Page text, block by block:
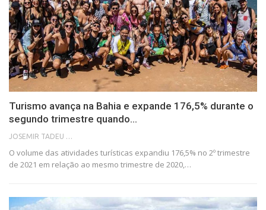
Turismo avança na Bahia e expande 176,5% durante o
segundo trimestre quando…
JOSEMIR TADEU FONSECA
O volume das atividades turísticas expandiu 176,5% no 2º trimestre
de 2021 em relação ao mesmo trimestre de 2020,…